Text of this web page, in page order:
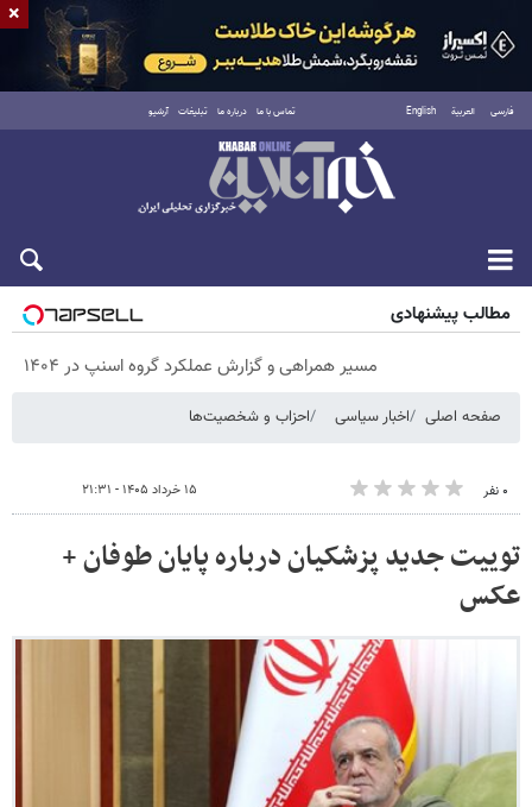
فارسی العربية English تماس با ما درباره ما تبلیغات آرشیو
پنجشنبه ۱۵ مرداد ۱۴۰۵
مطالب پیشنهادی
مسیر همراهی و گزارش عملکرد گروه اسنپ در ۱۴۰۴
صفحه اصلی اخبار سیاسی احزاب و شخصیت‌ها
۰ نفر ۱۵ خرداد ۱۴۰۵ - ۲۱:۳۱
توییت جدید پزشکیان درباره پایان طوفان +
عکس
×